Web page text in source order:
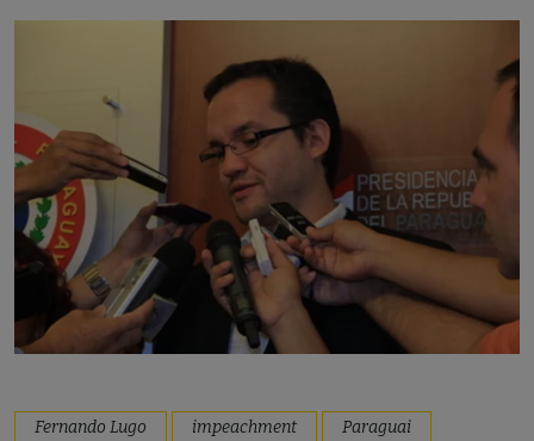
Fernando Lugo impeachment Paraguai